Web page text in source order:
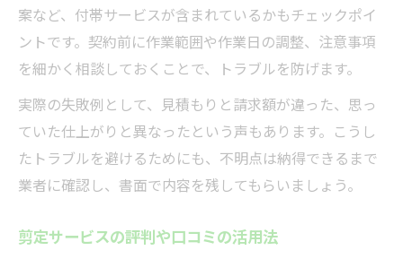
案など、付帯サービスが含まれているかもチェックポイ
ントです。契約前に作業範囲や作業日の調整、注意事項
を細かく相談しておくことで、トラブルを防げます。
実際の失敗例として、見積もりと請求額が違った、思っ
ていた仕上がりと異なったという声もあります。こうし
たトラブルを避けるためにも、不明点は納得できるまで
業者に確認し、書面で内容を残してもらいましょう。
剪定サービスの評判や口コミの活用法